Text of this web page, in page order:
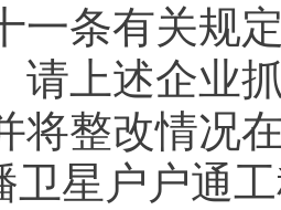
一条有关规
请上述企业
将整改情况
卫星户户通